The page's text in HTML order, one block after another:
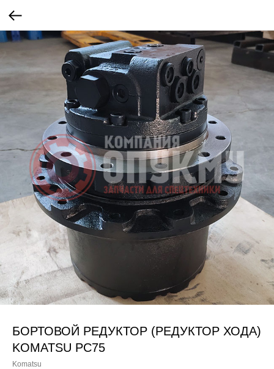
БОРТОВОЙ РЕДУКТОР (РЕДУКТОР ХОДА)
KOMATSU PC75
Komatsu